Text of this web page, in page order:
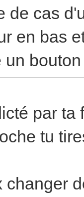
de cas
en bas
un
par ta
tu
changer